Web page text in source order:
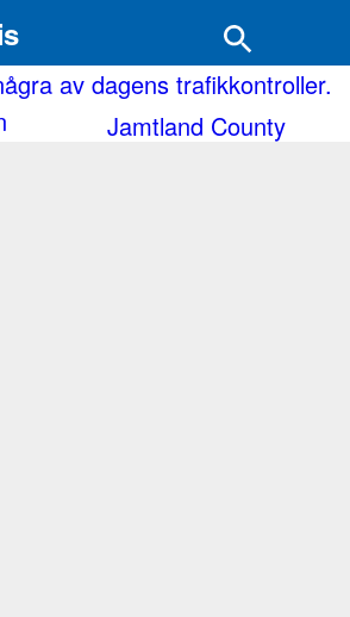
resultat från några av
sedan
Västerbotten